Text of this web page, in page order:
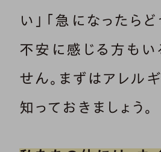
い」「急になったらど
不安に感じる方もい
せん。まずはアレル
知っておきましょう。